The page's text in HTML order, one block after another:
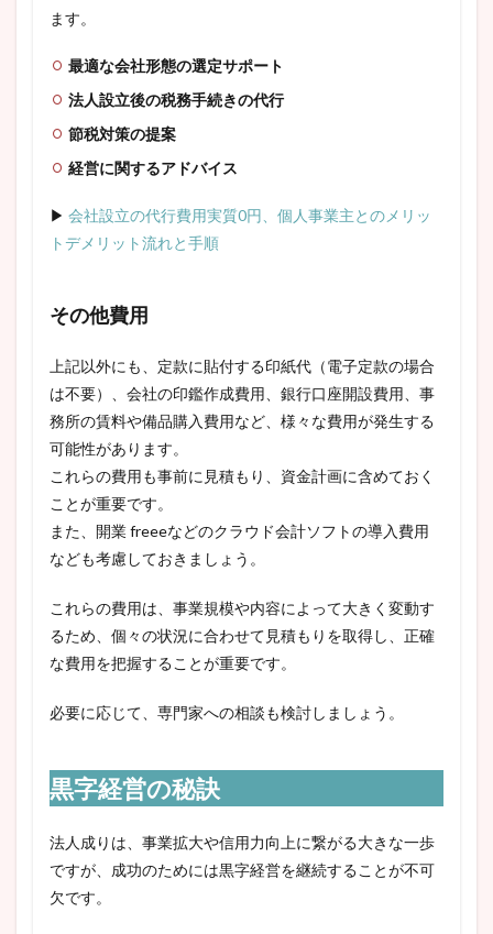
ます。
最適な会社形態の選定サポート
法人設立後の税務手続きの代行
節税対策の提案
経営に関するアドバイス
▶ 会社設立の代行費用実質0円、個人事業主とのメリッ
トデメリット流れと手順
その他費用
上記以外にも、定款に貼付する印紙代（電子定款の場合
は不要）、会社の印鑑作成費用、銀行口座開設費用、事
務所の賃料や備品購入費用など、様々な費用が発生する
可能性があります。
これらの費用も事前に見積もり、資金計画に含めておく
ことが重要です。
また、開業 freeeなどのクラウド会計ソフトの導入費用
なども考慮しておきましょう。
これらの費用は、事業規模や内容によって大きく変動す
るため、個々の状況に合わせて見積もりを取得し、正確
な費用を把握することが重要です。
必要に応じて、専門家への相談も検討しましょう。
黒字経営の秘訣
法人成りは、事業拡大や信用力向上に繋がる大きな一歩
ですが、成功のためには黒字経営を継続することが不可
欠です。